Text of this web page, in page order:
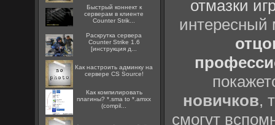
Быстрый коннект к
серверам в клиенте
Counter Strik...
Раскрутка сервера
Counter Strike 1.6
[инструкция д...
Как настроить админку на
сервере CS Source!
Как компилировать
плагины? *.sma to *.amxx
(compil...
отмазки
интересный
новичков,
смогут